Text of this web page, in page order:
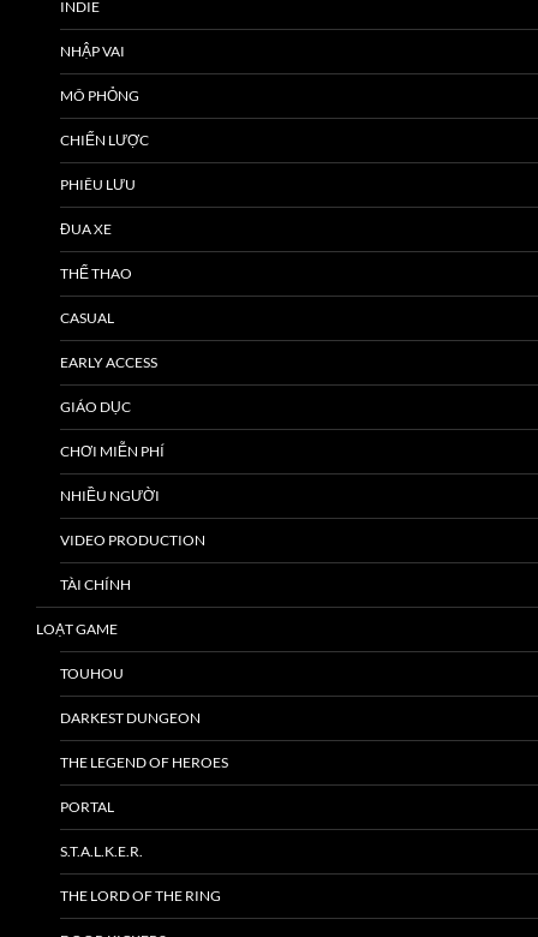
INDIE
NHẬP VAI
MÔ PHỎNG
CHIẾN LƯỢC
PHIÊU LƯU
ĐUA XE
THỂ THAO
CASUAL
EARLY ACCESS
GIÁO DỤC
CHƠI MIỄN PHÍ
NHIỀU NGƯỜI
VIDEO PRODUCTION
TÀI CHÍNH
LOẠT GAME
TOUHOU
DARKEST DUNGEON
THE LEGEND OF HEROES
PORTAL
S.T.A.L.K.E.R.
THE LORD OF THE RING